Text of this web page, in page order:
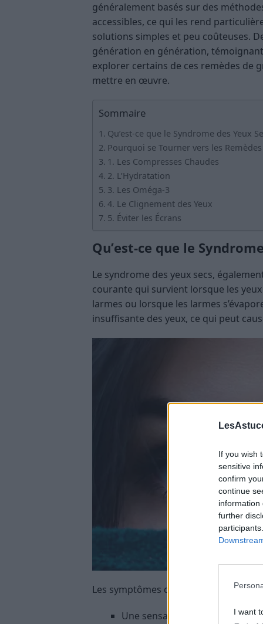
If you wish
sensitive
confirm
continue
information
further
I want
généralement basés sur des
accessibles, ce qui les rend
solutions simples et peu coûteuses.
génération en génération,
explorer certains de ces remèdes de
mettre en œuvre.
Sommaire
Qu’est-ce que le Syndrome des Yeux
Pourquoi se Tourner vers les
1. Les Compresses Chaudes
2. L’Hydratation
3. Les Oméga-3
4. Le Clignement des Yeux
5. Éviter les Écrans
Qu’est-ce que le
Le syndrome des yeux secs,
courante qui survient lorsque les
larmes ou lorsque les larmes
insuffisante des yeux, ce qui peut
Les symptômes du syndrome des
Une sensation de sable ou de